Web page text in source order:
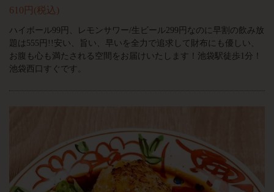
610円 (税込)
ハイボール99円、レモンサワー/生ビール299円なのに早割の飲み放
題は555円!!安い、旨い、早いを全力で追求して財布にも優しい、
お腹も心も満たされる空間をお届けいたします！池袋駅徒歩1分！
池袋西口すぐです。